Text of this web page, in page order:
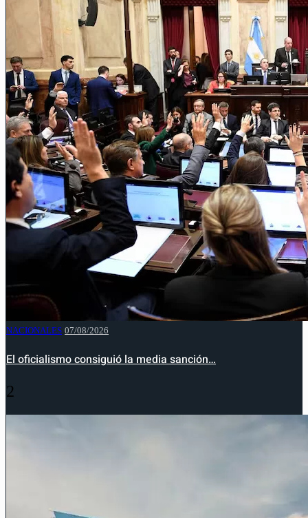
NACIONALES 07/08/2026
El oficialismo consiguió la media sanción…
2